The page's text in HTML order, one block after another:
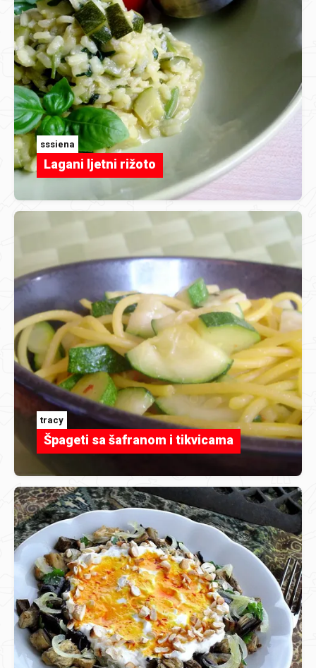
sssiena
Lagani ljetni rižoto
tracy
Špageti sa šafranom i tikvicama